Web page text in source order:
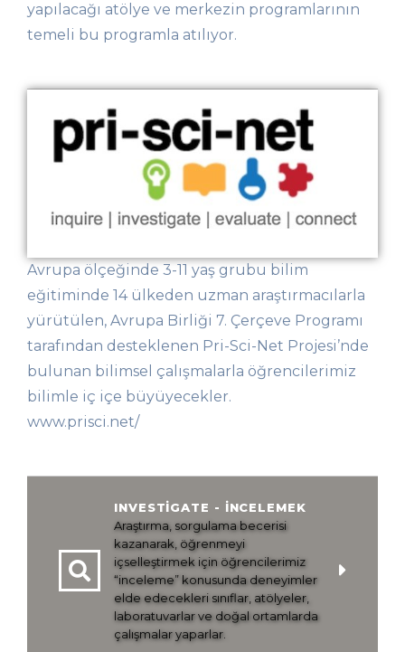
yapılacağı atölye ve merkezin programlarının
temeli bu programla atılıyor.
Avrupa ölçeğinde 3-11 yaş grubu bilim
eğitiminde 14 ülkeden uzman araştırmacılarla
yürütülen, Avrupa Birliği 7. Çerçeve Programı
tarafından desteklenen Pri-Sci-Net Projesi’nde
bulunan bilimsel çalışmalarla öğrencilerimiz
bilimle iç içe büyüyecekler.
www.prisci.net/
INVESTIGATE - İNCELEMEK
Araştırma, sorgulama becerisi
kazanarak, öğrenmeyi
içselleştirmek için öğrencilerimiz
“inceleme” konusunda deneyimler
elde edecekleri sınıflar, atölyeler,
laboratuvarlar ve doğal ortamlarda
çalışmalar yaparlar.